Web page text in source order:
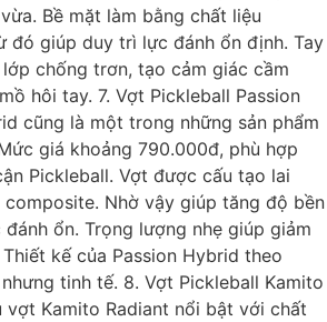
Bề mặt làm bằng chất liệu
đó giúp duy trì lực đánh ổn định. Tay
chống trơn, tạo cảm giác cầm
hôi tay. 7. Vợt Pickleball Passion
cũng là một trong những sản phẩm
giá khoảng 790.000đ, phù hợp
Pickleball. Vợt được cấu tạo lai
Nhờ vậy giúp tăng độ bền
ổn. Trọng lượng nhẹ giúp giảm
kế của Passion Hybrid theo
tinh tế. 8. Vợt Pickleball Kamito
vợt Kamito Radiant nổi bật với chất